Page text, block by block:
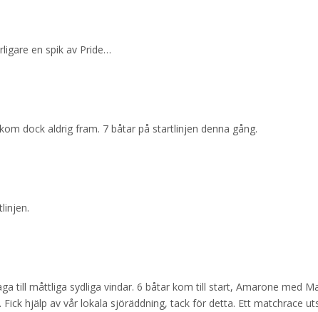
en spik av Pride…
dock aldrig fram. 7 båtar på startlinjen denna gång.
till måttliga sydliga vindar. 6 båtar kom till start, Amarone med
hjälp av vår lokala sjöräddning, tack för detta. Ett matchrace